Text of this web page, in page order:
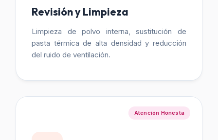
Revisión y Limpieza
Limpieza de polvo interna, sustitución de
pasta térmica de alta densidad y reducción
del ruido de ventilación.
Atención Honesta